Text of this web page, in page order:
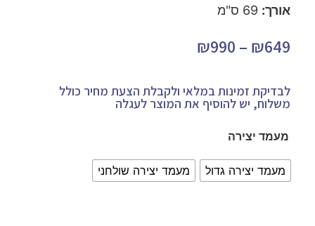
אורך:
₪649
–
₪990
לבדיקת זמינות במלאי ולקבלת הצעת מחיר כולל
משלוח, יש להוסיף את המוצר לעגלה
מעמד יצירה
מעמד יצירה גדול מעמד יצירה שולחני